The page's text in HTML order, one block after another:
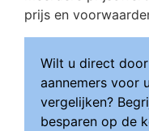
prijs en
Wilt u direct
aannemers voor
vergelijken?
besparen op de